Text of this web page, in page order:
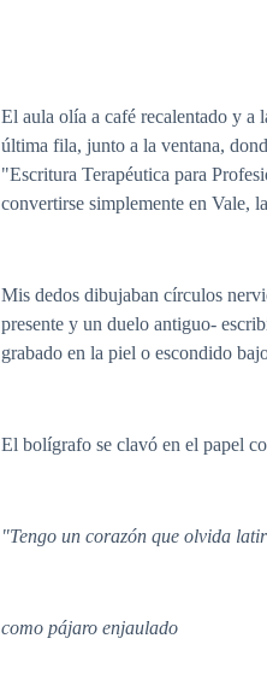
El aula olía a café recalentado y a
última fila, junto a la ventana,
"Escritura Terapéutica para
convertirse simplemente en Vale,
Mis dedos dibujaban círculos
presente y un duelo antiguo-
grabado en la piel o escondido
El bolígrafo se clavó en el papel
"Tengo un corazón que olvida latir
como pájaro enjaulado